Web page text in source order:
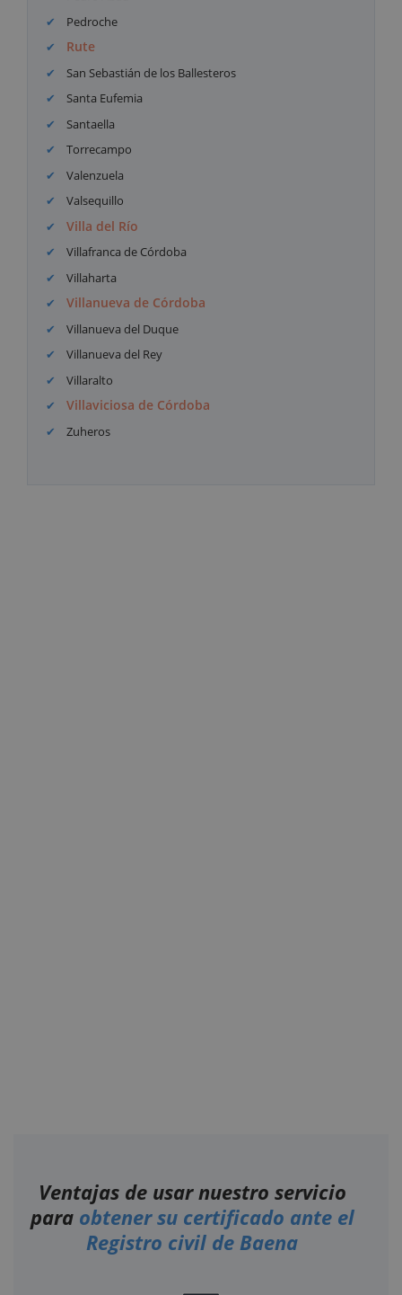
Pedroche
Rute
San Sebastián de los Ballesteros
Santa Eufemia
Santaella
Torrecampo
Valenzuela
Valsequillo
Villa del Río
Villafranca de Córdoba
Villaharta
Villanueva de Córdoba
Villanueva del Duque
Villanueva del Rey
Villaralto
Villaviciosa de Córdoba
Zuheros
Ventajas de usar nuestro servicio
para obtener su certificado ante el
Registro civil de Baena